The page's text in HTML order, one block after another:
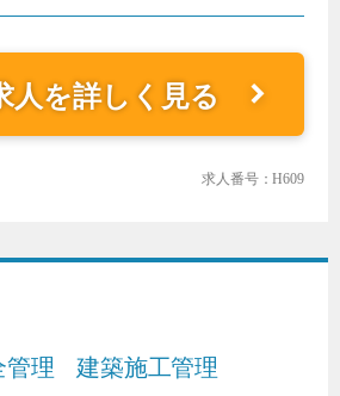
人を詳しく見る
求人番号：H609
理
建築施工管理